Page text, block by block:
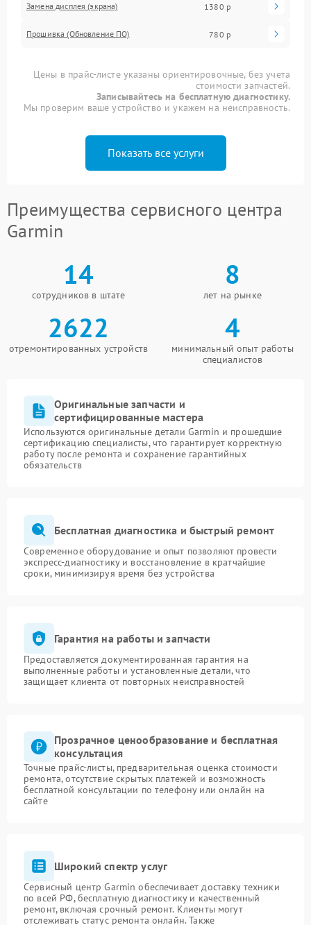
Замена дисплея (экрана) 1380 р
Прошивка (Обновление ПО) 780 р
Цены в прайс-листе указаны ориентировочные, без учета
стоимости запчастей.
Записывайтесь на бесплатную диагностику.
Мы проверим ваше устройство и укажем на неисправность.
Показать все услуги
Преимущества сервисного центра
Garmin
14
сотрудников в штате
8
лет на рынке
2622
отремонтированных устройств
4
минимальный опыт работы
специалистов
Оригинальные запчасти и
сертифицированные мастера
Используются оригинальные детали Garmin и прошедшие
сертификацию специалисты, что гарантирует корректную
работу после ремонта и сохранение гарантийных
обязательств
Бесплатная диагностика и быстрый ремонт
Современное оборудование и опыт позволяют провести
экспресс-диагностику и восстановление в кратчайшие
сроки, минимизируя время без устройства
Гарантия на работы и запчасти
Предоставляется документированная гарантия на
выполненные работы и установленные детали, что
защищает клиента от повторных неисправностей
Прозрачное ценообразование и бесплатная
консультация
Точные прайс-листы, предварительная оценка стоимости
ремонта, отсутствие скрытых платежей и возможность
бесплатной консультации по телефону или онлайн на
сайте
Широкий спектр услуг
Сервисный центр Garmin обеспечивает доставку техники
по всей РФ, бесплатную диагностику и качественный
ремонт, включая срочный ремонт. Клиенты могут
отслеживать статус ремонта онлайн. Также